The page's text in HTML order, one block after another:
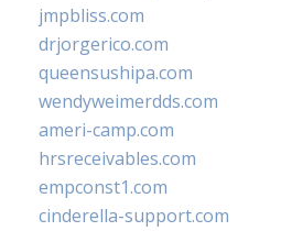
jmpbliss.com
drjorgerico.com
queensushipa.com
wendyweimerdds.com
ameri-camp.com
hrsreceivables.com
empconst1.com
cinderella-support.com